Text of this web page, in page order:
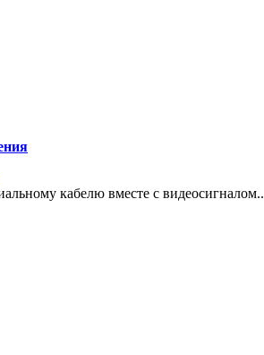
кабелю вместе с видеосигналом..